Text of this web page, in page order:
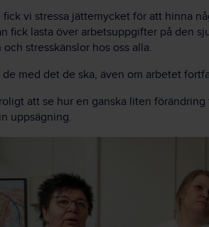
fick vi stressa jättemycket för att hinna
fick lasta över arbetsuppgifter på den
stresskänslor hos oss alla.
med det de ska, även om arbetet
att se hur en ganska liten
uppsägning.